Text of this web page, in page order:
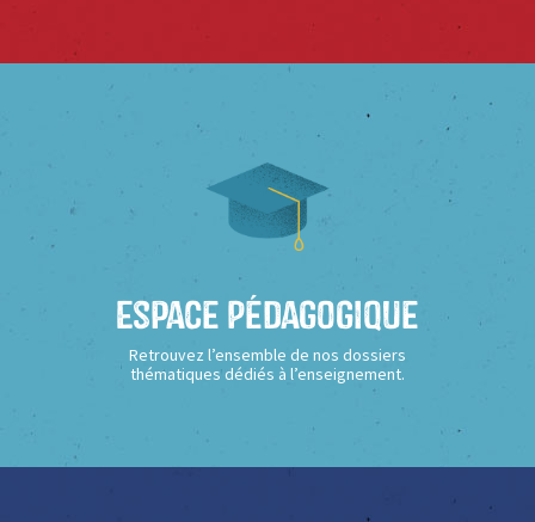
Espace Pédagogique
Retrouvez l’ensemble de nos dossiers
thématiques dédiés à l’enseignement.